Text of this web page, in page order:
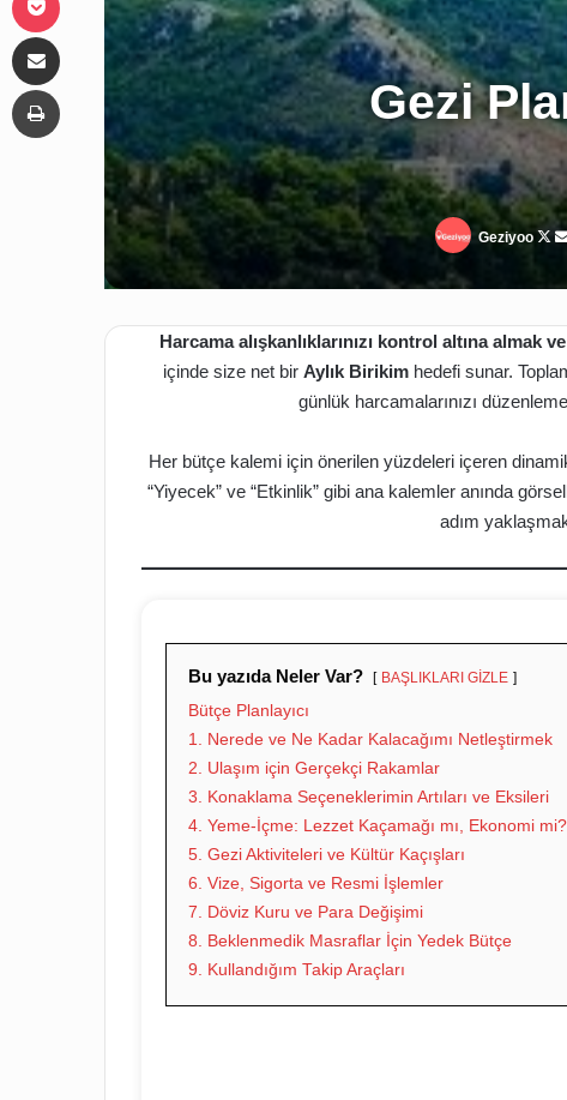
Gezi
Geziyoo
X
Harcama alışkanlıklarınızı kontrol altına almak
içinde size net bir Aylık Birikimhedefi sunar.
günlük harcamalarınızı
Her bütçe kalemi için önerilen yüzdeleri içeren
“Yiyecek” ve “Etkinlik” gibi ana kalemler anında
adım
Bu yazıda Neler Var? BAŞLIKLARI GİZLE
Bütçe Planlayıcı
1. Nerede ve Ne Kadar Kalacağımı Netleştirmek
2. Ulaşım için Gerçekçi Rakamlar
3. Konaklama Seçeneklerimin Artıları ve Eksileri
4. Yeme-İçme: Lezzet Kaçamağı mı, Ekonomi mi?
5. Gezi Aktiviteleri ve Kültür Kaçışları
6. Vize, Sigorta ve Resmi İşlemler
7. Döviz Kuru ve Para Değişimi
8. Beklenmedik Masraflar İçin Yedek Bütçe
9. Kullandığım Takip Araçları